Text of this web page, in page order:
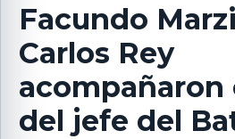
Facundo
Carlos Rey
acompañaron
del jefe del